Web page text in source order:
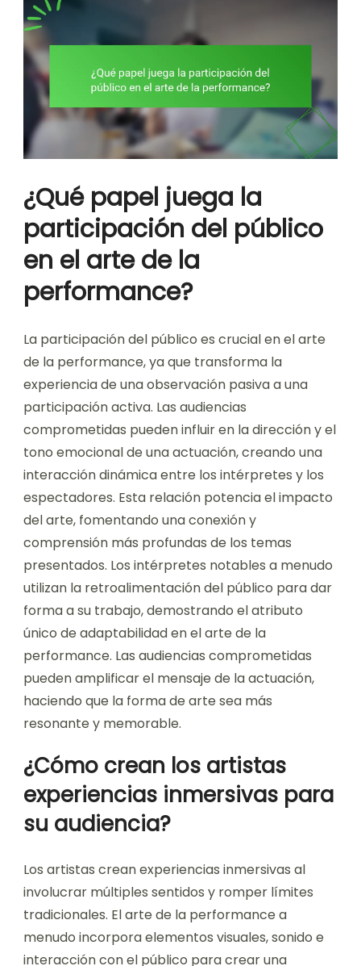
¿Qué papel juega la
participación del público
en el arte de la
performance?
La participación del público es crucial en el arte
de la performance, ya que transforma la
experiencia de una observación pasiva a una
participación activa. Las audiencias
comprometidas pueden influir en la dirección y el
tono emocional de una actuación, creando una
interacción dinámica entre los intérpretes y los
espectadores. Esta relación potencia el impacto
del arte, fomentando una conexión y
comprensión más profundas de los temas
presentados. Los intérpretes notables a menudo
utilizan la retroalimentación del público para dar
forma a su trabajo, demostrando el atributo
único de adaptabilidad en el arte de la
performance. Las audiencias comprometidas
pueden amplificar el mensaje de la actuación,
haciendo que la forma de arte sea más
resonante y memorable.
¿Cómo crean los artistas
experiencias inmersivas para
su audiencia?
Los artistas crean experiencias inmersivas al
involucrar múltiples sentidos y romper límites
tradicionales. El arte de la performance a
menudo incorpora elementos visuales, sonido e
interacción con el público para crear una